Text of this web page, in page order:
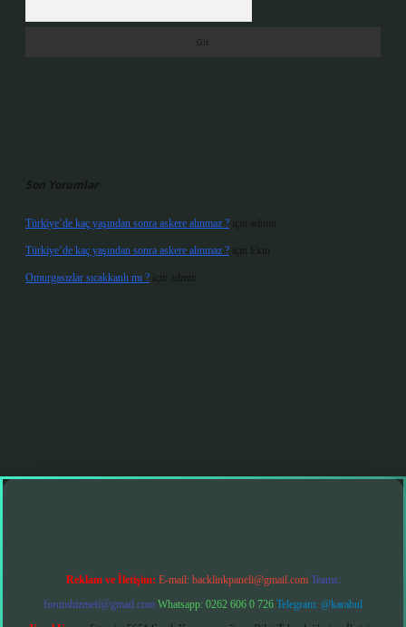
Son Yorumlar
Türkiye’de kaç yaşından sonra askere alınmaz ? için admin
Türkiye’de kaç yaşından sonra askere alınmaz ? için Ekin
Omurgasızlar sıcakkanlı mı ? için admin
giriş
Reklam ve İletişim: E-mail: backlinkpaneli@gmail.com Teams:
forumhizmeti@gmail.com Whatsapp: 0262 606 0 726 Telegram: @karabul